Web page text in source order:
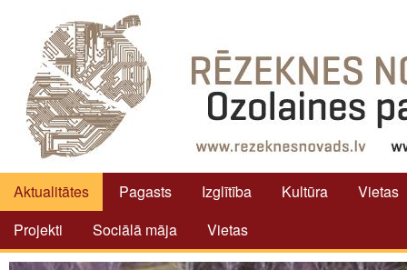
Aktualitātes Pagasts Izglītība Kultūra
Vietas
Projekti
Sociālā māja Vietas